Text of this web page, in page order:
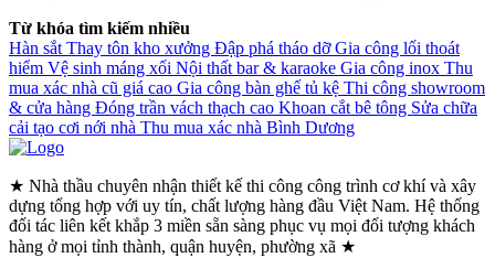
Từ khóa tìm kiếm nhiều
Hàn sắt Thay tôn kho xưởng Đập phá tháo dỡGia công lối thoát
hiểm Vệ sinh máng xối Nội thất bar & karaoke Gia công inox Thu
mua xác nhà cũ giá cao Gia công bàn ghế tủ kệ Thi công showroom
& cửa hàng Đóng trần vách thạch cao Khoan cắt bê tông Sửa chữa
cải tạo cơi nới nhà Thu mua xác nhà Bình Dương
★ Nhà thầu chuyên nhận thiết kế thi công công trình cơ khí và xây
dựng tổng hợp với uy tín, chất lượng hàng đầu Việt Nam. Hệ thống
đối tác liên kết khắp 3 miền sẵn sàng phục vụ mọi đối tượng khách
hàng ở mọi tỉnh thành, quận huyện, phường xã ★